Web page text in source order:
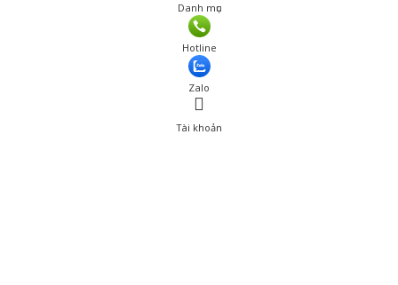
Danh mục
Hotline
Zalo
Tài khoản